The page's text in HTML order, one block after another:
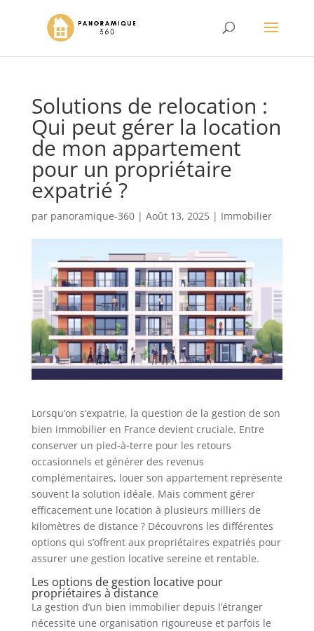
Solutions de relocation :
Qui peut gérer la location
de mon appartement
pour un propriétaire
expatrié ?
par panoramique-360| Août 13, 2025| Immobilier
Lorsqu’on s’expatrie, la question de la gestion de son
bien immobilier en France devient cruciale. Entre
conserver un pied-à-terre pour les retours
occasionnels et générer des revenus
complémentaires, louer son appartement représente
souvent la solution idéale. Mais comment gérer
efficacement une location à plusieurs milliers de
kilomètres de distance ? Découvrons les différentes
options qui s’offrent aux propriétaires expatriés pour
assurer une gestion locative sereine et rentable.
Les options de gestion locative pour
propriétaires à distance
La gestion d’un bien immobilier depuis l’étranger
nécessite une organisation rigoureuse et parfois le